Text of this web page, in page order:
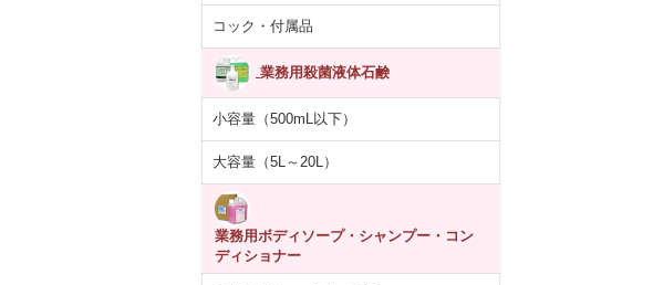
コック・付属品
業務用殺菌液体石鹸
小容量（500mL以下）
大容量（5L～20L）
業務用ボディソープ・シャンプー・コン
ディショナー